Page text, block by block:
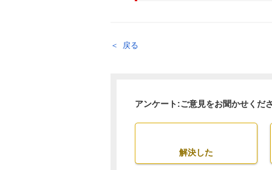
戻る
アンケート:ご意見をお聞かせくだ
解決した